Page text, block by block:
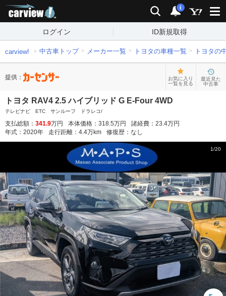
検索 通知
i
ログイン ID新規取得
carview! 中古車トップ メーカー一覧 トヨタの車種一覧 トヨタの
提供：
お気に入り
一覧を見る
最近見た
中古車
トヨタ RAV4 2.5 ハイブリッド G E-Four 4WD
テレビナビ ETC サンルーフ ドラレコ/
支払総額： 341.9万円 本体価格： 318.5万円 諸経費： 23.4万円
年式： 2020年 走行距離： 4.4万km 修復歴： なし
1/20